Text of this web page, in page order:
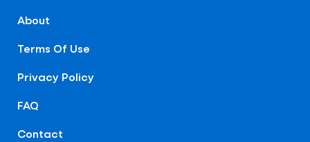
About
Terms Of Use
Privacy Policy
FAQ
Contact